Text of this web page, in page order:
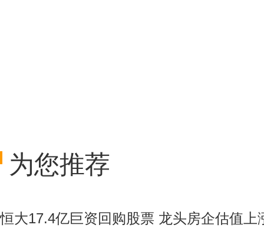
为您推荐
恒大17.4亿巨资回购股票 龙头房企估值上